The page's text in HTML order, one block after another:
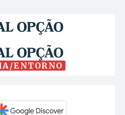
ENTORNO